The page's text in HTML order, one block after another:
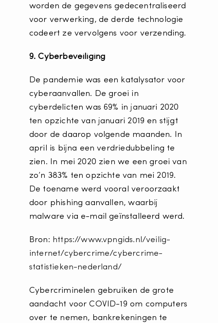
worden de gegevens gedecentraliseerd
voor verwerking, de derde technologie
codeert ze vervolgens voor verzending.
9. Cyberbeveiliging
De pandemie was een katalysator voor
cyberaanvallen. De groei in
cyberdelicten was 69% in januari 2020
ten opzichte van januari 2019 en stijgt
door de daarop volgende maanden. In
april is bijna een verdriedubbeling te
zien. In mei 2020 zien we een groei van
zo’n 383% ten opzichte van mei 2019.
De toename werd vooral veroorzaakt
door phishing aanvallen, waarbij
malware via e-mail geïnstalleerd werd.
Bron: https://www.vpngids.nl/veilig-
internet/cybercrime/cybercrime-
statistieken-nederland/
Cybercriminelen gebruiken de grote
aandacht voor COVID-19 om computers
over te nemen, bankrekeningen te